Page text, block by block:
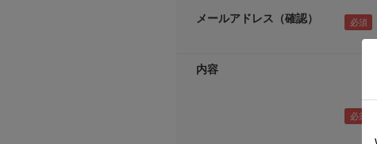
メールアドレス（確認）
内容